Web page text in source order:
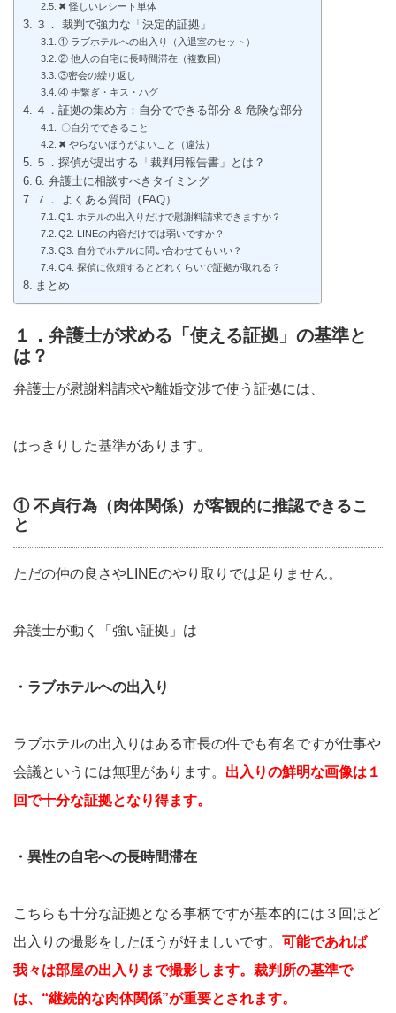
✖ 怪しいレシート単体
３． 裁判で強力な「決定的証拠」
① ラブホテルへの出入り（入退室のセット）
② 他人の自宅に長時間滞在（複数回）
③密会の繰り返し
④ 手繋ぎ・キス・ハグ
４．証拠の集め方：自分でできる部分 & 危険な部分
〇自分でできること
✖ やらないほうがよいこと（違法）
５．探偵が提出する「裁判用報告書」とは？
6. 弁護士に相談すべきタイミング
７． よくある質問（FAQ）
Q1. ホテルの出入りだけで慰謝料請求できますか？
Q2. LINEの内容だけでは弱いですか？
Q3. 自分でホテルに問い合わせてもいい？
Q4. 探偵に依頼するとどれくらいで証拠が取れる？
まとめ
１．弁護士が求める「使える証拠」の基準と
は？
弁護士が慰謝料請求や離婚交渉で使う証拠には、
はっきりした基準があります。
① 不貞行為（肉体関係）が客観的に推認できるこ
と
ただの仲の良さやLINEのやり取りでは足りません。
弁護士が動く「強い証拠」は
・ラブホテルへの出入り
ラブホテルの出入りはある市長の件でも有名ですが仕事や
会議というには無理があります。 出入りの鮮明な画像は１
回で十分な証拠となり得ます。
・異性の自宅への長時間滞在
こちらも十分な証拠となる事柄ですが基本的には３回ほど
出入りの撮影をしたほうが好ましいです。 可能であれば
我々は部屋の出入りまで撮影します。裁判所の基準で
は、“継続的な肉体関係”が重要とされます。